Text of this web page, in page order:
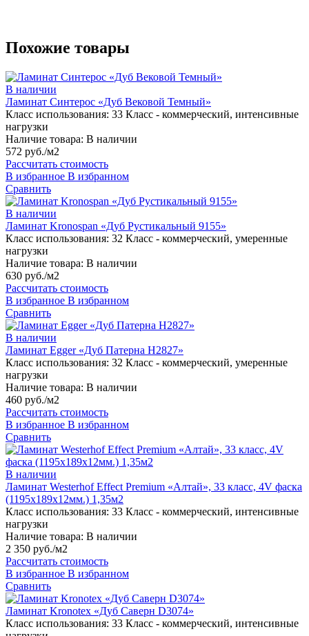
Похожие товары
В наличии
Ламинат Синтерос «Дуб Вековой Темный»
Класс использования: 33 Класс - коммерческий, интенсивные
нагрузки
Наличие товара: В наличии
572 руб./м2
Рассчитать стоимость
В избранное В избранном
Сравнить
В наличии
Ламинат Kronospan «Дуб Рустикальный 9155»
Класс использования: 32 Класс - коммерческий, умеренные
нагрузки
Наличие товара: В наличии
630 руб./м2
Рассчитать стоимость
В избранное В избранном
Сравнить
В наличии
Ламинат Egger «Дуб Патерна H2827»
Класс использования: 32 Класс - коммерческий, умеренные
нагрузки
Наличие товара: В наличии
460 руб./м2
Рассчитать стоимость
В избранное В избранном
Сравнить
В наличии
Ламинат Westerhof Effect Premium «Алтай», 33 класс, 4V фаска
(1195х189х12мм.) 1,35м2
Класс использования: 33 Класс - коммерческий, интенсивные
нагрузки
Наличие товара: В наличии
2 350 руб./м2
Рассчитать стоимость
В избранное В избранном
Сравнить
Ламинат Kronotex «Дуб Саверн D3074»
Класс использования: 33 Класс - коммерческий, интенсивные